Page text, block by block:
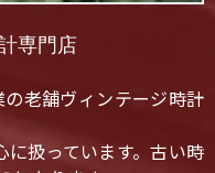
専門店
老舗ヴィンテージ時計
に扱っています。古い時